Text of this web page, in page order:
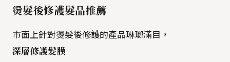
燙髮後修護髮品推薦
市面上針對燙髮後修護的產品琳瑯滿目，
深層修護髮膜